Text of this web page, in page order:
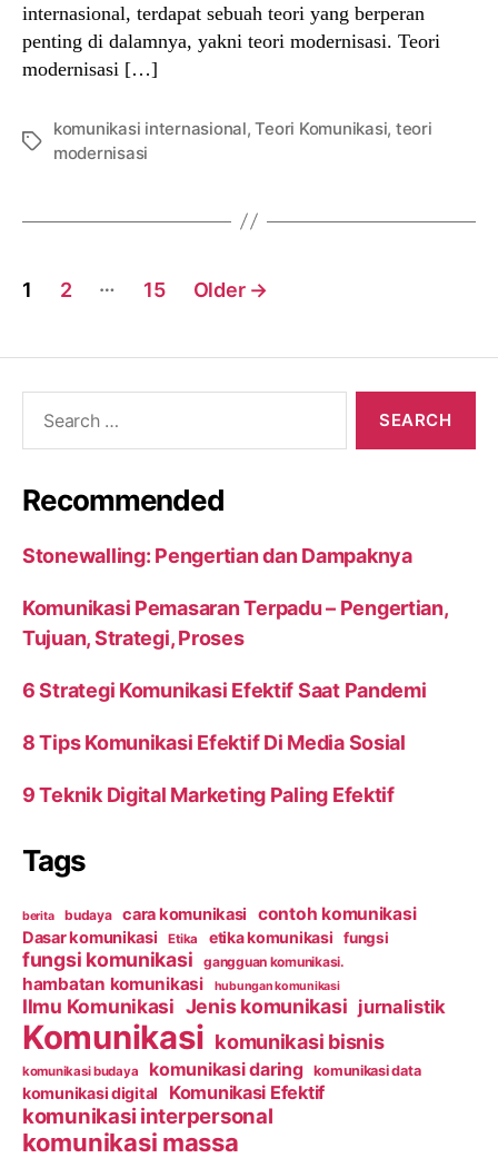
internasional, terdapat sebuah teori yang berperan
penting di dalamnya, yakni teori modernisasi. Teori
modernisasi […]
Tags
komunikasi internasional,Teori Komunikasi, teori
modernisasi
Posts
1 2 … 15 Older →
Recommended
Stonewalling: Pengertian dan Dampaknya
Komunikasi Pemasaran Terpadu – Pengertian,
Tujuan, Strategi, Proses
6 Strategi Komunikasi Efektif Saat Pandemi
8 Tips Komunikasi Efektif Di Media Sosial
9 Teknik Digital Marketing Paling Efektif
Tags
berita budaya cara komunikasi contoh komunikasi
Dasar komunikasi Etika etika komunikasi fungsi
fungsi komunikasi gangguan komunikasi.
hambatan komunikasi hubungan komunikasi
Ilmu Komunikasi Jenis komunikasi jurnalistik
Komunikasi komunikasi bisnis
komunikasi budaya komunikasi daring komunikasi data
komunikasi digital Komunikasi Efektif
komunikasi interpersonal
komunikasi massa